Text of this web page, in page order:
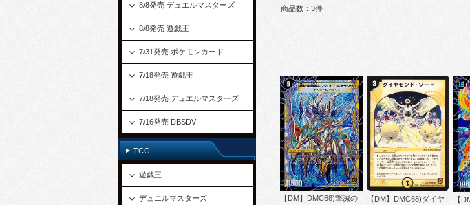
商品数：3件
【DM】DMC68)撃滅の
【DM】DMC68)ダイヤ
【
8/8発売 デュエルマスターズ
8/8発売 遊戯王
7/31発売 ポケモンカード
7/18発売 遊戯王
7/18発売 デュエルマスターズ
7/16発売 DBSDV
TCG
遊戯王
デュエルマスターズ